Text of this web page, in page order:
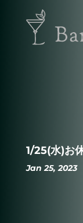
1/25(水)お
Jan 25, 2023